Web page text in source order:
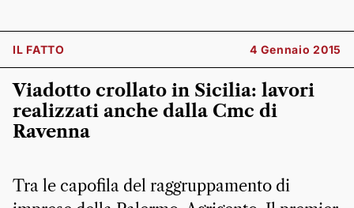
IL FATTO 4 Gennaio 2015
Viadotto crollato in Sicilia: lavori
realizzati anche dalla Cmc di
Ravenna
Tra le capofila del raggruppamento di